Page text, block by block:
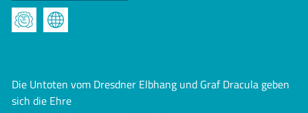
Die Untoten vom Dresdner Elbhang und Graf Dracula geben
sich die Ehre